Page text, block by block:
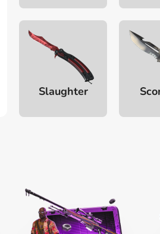
Slaughter